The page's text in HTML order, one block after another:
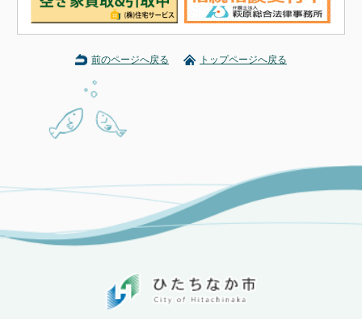
前のページへ戻る トップページへ戻る